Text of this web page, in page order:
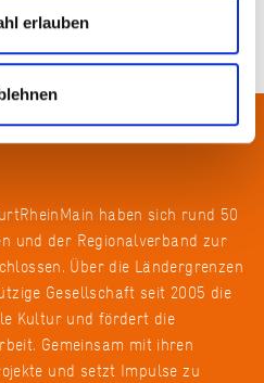
erlauben
haben sich rund 50
und der Regionalverband zur
Über die Ländergrenzen
Gesellschaft seit 2005 die
Kultur und fördert die
Gemeinsam mit ihren
und setzt Impulse zu